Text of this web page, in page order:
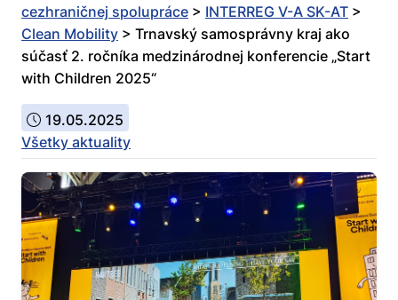
cezhraničnej spolupráce > INTERREG V-A SK-AT >
Clean Mobility > Trnavský samosprávny kraj ako
súčasť 2. ročníka medzinárodnej konferencie „Start
with Children 2025“
19.05.2025
Všetky aktuality